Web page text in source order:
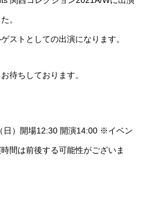
。
ストとしての出演になります。
待ちしております。
日）開場12:30 開演14:00 ※イベン
間は前後する可能性がございま